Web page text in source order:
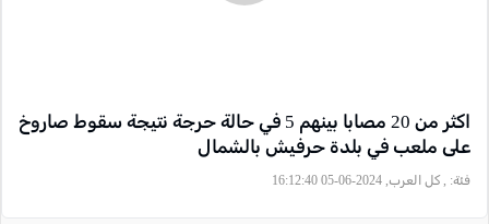
اكثر من 20 مصابا بينهم 5 في حالة حرجة نتيجة سقوط صاروخ
على ملعب في بلدة حرفيش بالشمال
فئة: , كل العرب, 2024-06-05 16:12:40